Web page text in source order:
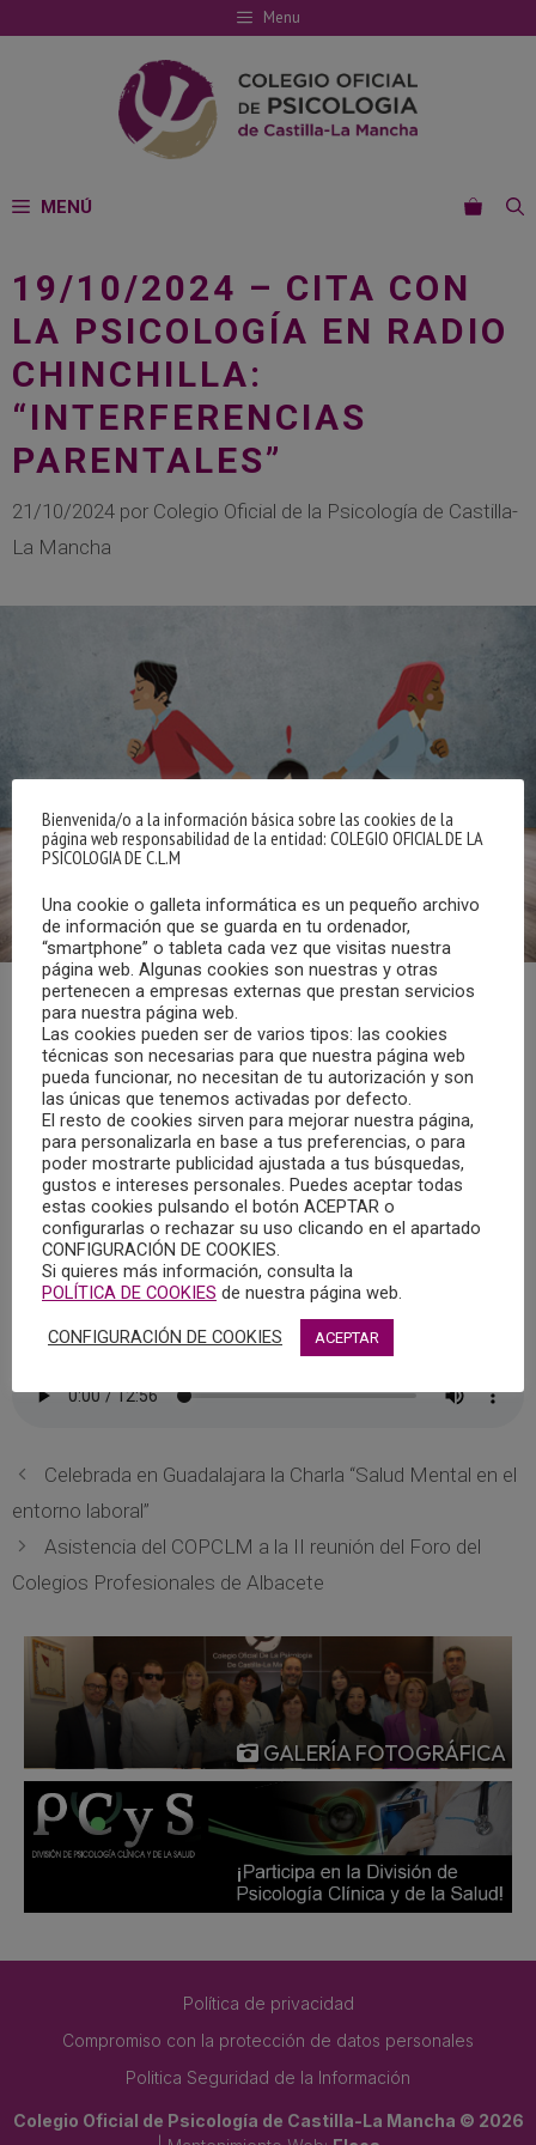
al
Menu
MENÚ
19/10/2024 – CITA CON
LA PSICOLOGÍA EN RADIO
CHINCHILLA:
“INTERFERENCIAS
PARENTALES”
21/10/2024 por Colegio Oficial de la Psicología de Castilla-
La Mancha
Ya puedes escuchar el programa “Cita con la Psicología”
emitido en Radio Chinchilla el sábado, 19 de octubre de
2024, que llevó por título “Interferencias parentales”, y en el
que intervino, Dolores Puentes Parra, Psicóloga colegiada
en el Colegio Oficial de Psicología de Castilla-La Mancha.
El Colegio Oficial de Psicología de Castilla-La Mancha
colabora con Radio Chinchilla en el magazine “Quiero estar
contigo” donde cada semana se abordan temáticas y
contenidos psicológicos dentro del espacio “Cita con la
Celebrada en Guadalajara la Charla “Salud Mental en el
entorno laboral”
Asistencia del COPCLM a la II reunión del Foro del
Colegios Profesionales de Albacete
GALERÍA FOTOGRÁFICA
Política de privacidad
Compromiso con la protección de datos personales
Politica Seguridad de la Información
Colegio Oficial de Psicología de Castilla-La Mancha © 2026
Bienvenida/o a la información básica sobre las cookies de la
página web responsabilidad de la entidad: COLEGIO OFICIAL DE LA
PSICOLOGIA DE C.L.M
Una cookie o galleta informática es un pequeño archivo
de información que se guarda en tu ordenador,
“smartphone” o tableta cada vez que visitas nuestra
página web. Algunas cookies son nuestras y otras
pertenecen a empresas externas que prestan servicios
para nuestra página web.
Las cookies pueden ser de varios tipos: las cookies
técnicas son necesarias para que nuestra página web
pueda funcionar, no necesitan de tu autorización y son
las únicas que tenemos activadas por defecto.
El resto de cookies sirven para mejorar nuestra página,
para personalizarla en base a tus preferencias, o para
poder mostrarte publicidad ajustada a tus búsquedas,
gustos e intereses personales. Puedes aceptar todas
estas cookies pulsando el botón ACEPTAR o
configurarlas o rechazar su uso clicando en el apartado
CONFIGURACIÓN DE COOKIES.
Si quieres más información, consulta la
POLÍTICA DE COOKIES de nuestra página web.
CONFIGURACIÓN DE COOKIES ACEPTAR